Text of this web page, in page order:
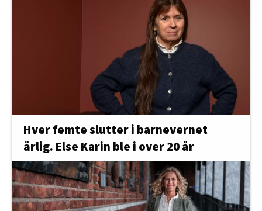
Hver femte slutter i barnevernet
årlig. Else Karin ble i over 20 år